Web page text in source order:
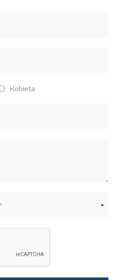
Kobieta